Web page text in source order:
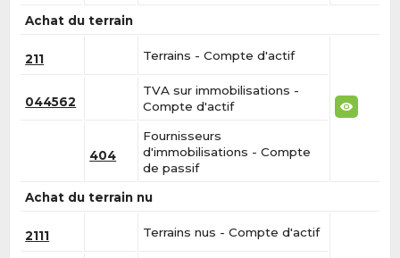
Achat du terrain
211 Terrains - Compte d'actif
044562
TVA sur immobilisations -
Compte d'actif
404
Fournisseurs
d'immobilisations - Compte
de passif
Achat du terrain nu
2111 Terrains nus - Compte d'actif